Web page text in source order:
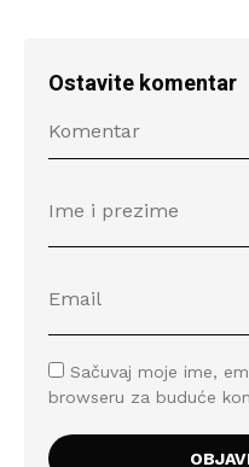
Ostavite komentar
Sačuvaj moje ime,
browseru za buduće